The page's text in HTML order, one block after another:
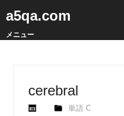
a5qa.com
メニュー
cerebral
単語 C